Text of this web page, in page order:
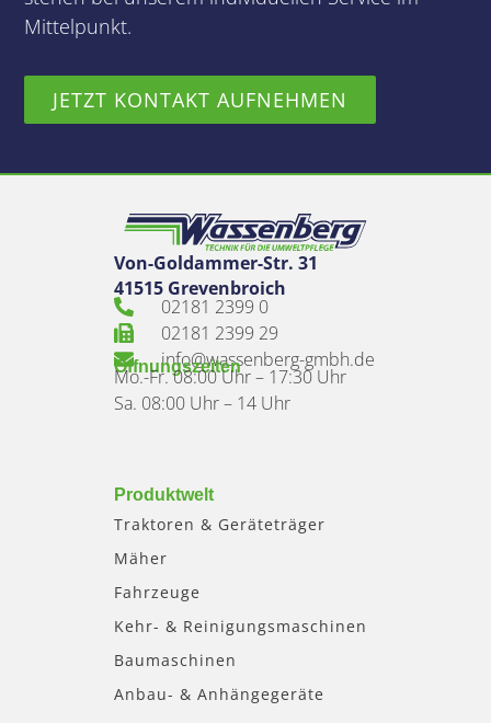
Mittelpunkt.
JETZT KONTAKT AUFNEHMEN
Von-Goldammer-Str. 31
41515 Grevenbroich
02181 2399 0
02181 2399 29
info@wassenberg-gmbh.de
Öffnungszeiten
Mo.-Fr. 08:00 Uhr – 17:30 Uhr
Sa. 08:00 Uhr – 14 Uhr
Produktwelt
Traktoren & Geräteträger
Mäher
Fahrzeuge
Kehr- & Reinigungsmaschinen
Baumaschinen
Anbau- & Anhängegeräte